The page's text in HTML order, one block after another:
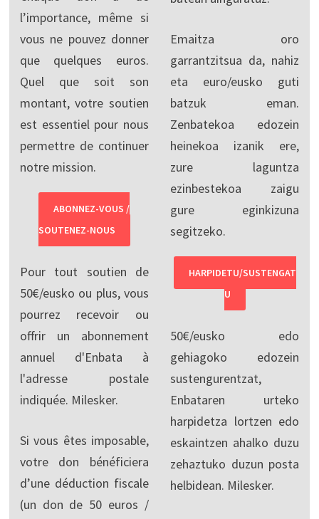
l’importance, même si
vous ne pouvez donner
que quelques euros.
Quel que soit son
montant, votre soutien
est essentiel pour nous
permettre de continuer
notre mission.
ABONNEZ-VOUS /
SOUTENEZ-NOUS
Pour tout soutien de
50€/eusko ou plus, vous
pourrez recevoir ou
offrir un abonnement
annuel d'Enbata à
l'adresse postale
indiquée. Milesker.
Si vous êtes imposable,
votre don bénéficiera
d’une déduction fiscale
(un don de 50 euros /
Emaitza oro
garrantzitsua da, nahiz
eta euro/eusko guti
batzuk eman.
Zenbatekoa edozein
heinekoa izanik ere,
zure laguntza
ezinbestekoa zaigu
gure eginkizuna
segitzeko.
HARPIDETU/SUSTENGAT
U
50€/eusko edo
gehiagoko edozein
sustengurentzat,
Enbataren urteko
harpidetza lortzen edo
eskaintzen ahalko duzu
zehaztuko duzun posta
helbidean. Milesker.